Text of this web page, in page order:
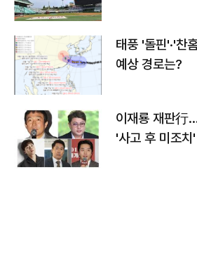
태풍 '돌핀'·'찬
예상 경로는?
이재룡 재판行
'사고 후 미조치'